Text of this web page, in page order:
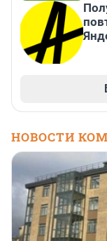
НОВОСТИ